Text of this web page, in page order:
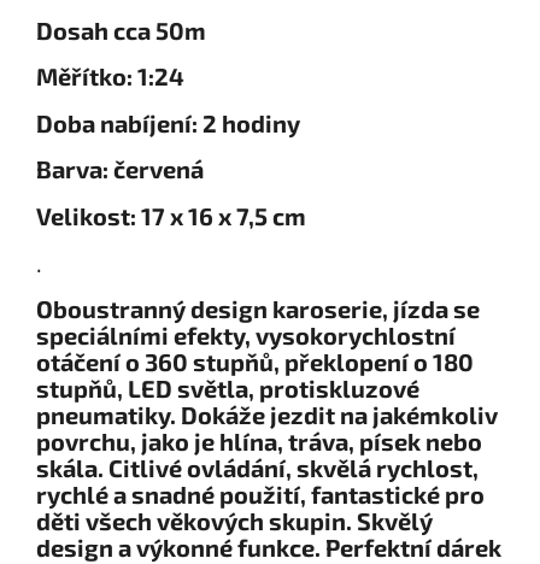
Dosah cca 50m
Měřítko: 1:24
Doba nabíjení: 2 hodiny
Barva: červená
Velikost: 17 x 16 x 7,5 cm
.
Oboustranný design karoserie, jízda se
speciálními efekty, vysokorychlostní
otáčení o 360 stupňů, překlopení o 180
stupňů, LED světla, protiskluzové
pneumatiky. Dokáže jezdit na jakémkoliv
povrchu, jako je hlína, tráva, písek nebo
skála. Citlivé ovládání, skvělá rychlost,
rychlé a snadné použití, fantastické pro
děti všech věkových skupin. Skvělý
design a výkonné funkce. Perfektní dárek